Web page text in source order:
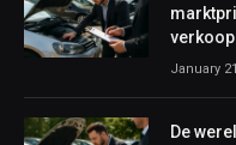
January
De